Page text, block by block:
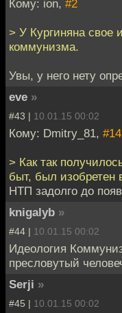
Кому: ion, #2
> У Кургиняна свое
коммунизма.
Увы, у него нету
eve »
#43 | 10.01.15 00:02
Кому: Dmitry_81, #14
> Как так
быт, был изобретен
НТП задолго до
knigalyb »
#44 | 10.01.15 00:02
Идеология
пресловутый
Serji »
#45 | 10.01.15 00:02